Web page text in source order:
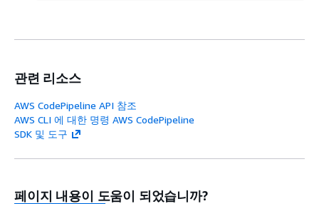
관련 리소스
AWS CodePipeline API 참조
AWS CLI 에 대한 명령 AWS CodePipeline
SDK 및 도구
페이지 내용이 도움이 되었습니까?